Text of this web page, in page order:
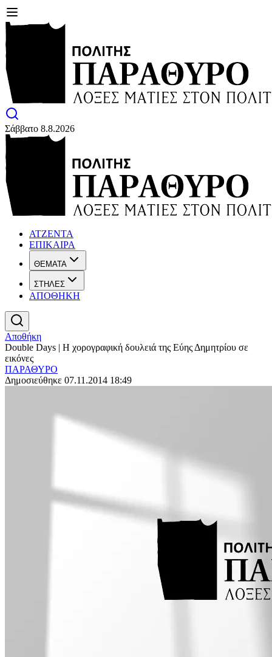
Σάββατο 8.8.2026
ΑΤΖΕΝΤΑ
ΕΠΙΚΑΙΡΑ
ΘΕΜΑΤΑ
ΣΤΗΛΕΣ
ΑΠΟΘΗΚΗ
Αποθήκη
Double Days | Η χορογραφική δουλειά της Εύης Δημητρίου σε
εικόνες
ΠΑΡΑΘΥΡΟ
Δημοσιεύθηκε 07.11.2014 18:49